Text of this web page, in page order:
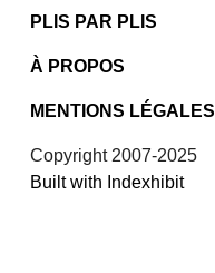
PLIS PAR PLIS
À PROPOS
MENTIONS LÉGALES
Copyright 2007-2025
Built with Indexhibit